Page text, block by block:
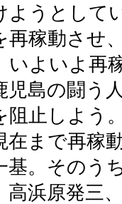
ようとして
再稼動させ
いよいよ再
児島の闘う
阻止しよう
まで再稼
基。そのう
高浜原発三